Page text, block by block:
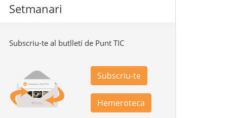
Setmanari
Subscriu-te al butlletí de Punt TIC
Subscriu-te
Hemeroteca